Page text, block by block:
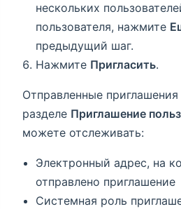
нескольких
пользователя, нажмите
предыдущий шаг.
Нажмите Пригласить.
Отправленные
разделе Приглашение
можете отслеживать:
Электронный адрес, на
отправлено приглашение
Системная роль